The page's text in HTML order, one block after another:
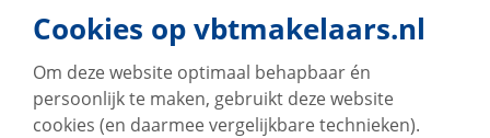
Cookies op vbtmakelaars.nl
Om deze website optimaal behapbaar én
persoonlijk te maken, gebruikt deze website
cookies (en daarmee vergelijkbare technieken).